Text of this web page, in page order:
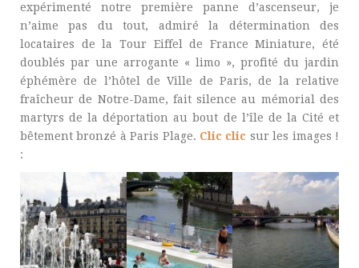
expérimenté notre première panne d’ascenseur, je
n’aime pas du tout, admiré la détermination des
locataires de la Tour Eiffel de France Miniature, été
doublés par une arrogante « limo », profité du jardin
éphémère de l’hôtel de Ville de Paris, de la relative
fraîcheur de Notre-Dame, fait silence au mémorial des
martyrs de la déportation au bout de l’île de la Cité et
bêtement bronzé à Paris Plage. Clic clic sur les images !
: